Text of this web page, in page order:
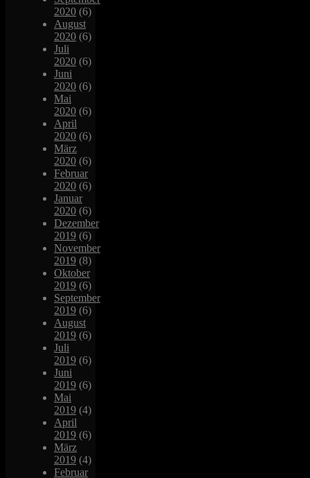
2020 (6)
August
2020 (6)
Juli
2020 (6)
Juni
2020 (6)
Mai
2020 (6)
April
2020 (6)
März
2020 (6)
Februar
2020 (6)
Januar
2020 (6)
Dezember
2019 (6)
November
2019 (8)
Oktober
2019 (6)
September
2019 (6)
August
2019 (6)
Juli
2019 (6)
Juni
2019 (6)
Mai
2019 (4)
April
2019 (6)
März
2019 (4)
Februar